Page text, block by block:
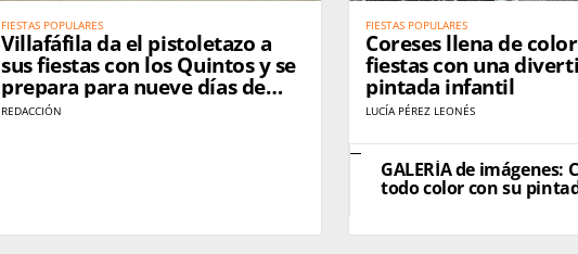
FIESTAS POPULARES
Villafáfila da el pistoletazo a
sus fiestas con los Quintos y se
prepara para nueve días de
tradición y celebración
REDACCIÓN
FIESTAS POPULARES
Coreses llena de
fiestas con una
pintada infantil
LUCÍA PÉREZ LEONÉS
GALERÍA de imágenes:
todo color con su